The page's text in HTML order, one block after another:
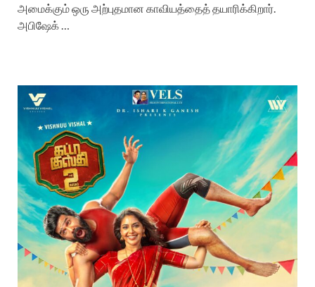
அமைக்கும் ஒரு அற்புதமான காவியத்தைத் தயாரிக்கிறார்.
அபிஷேக் …